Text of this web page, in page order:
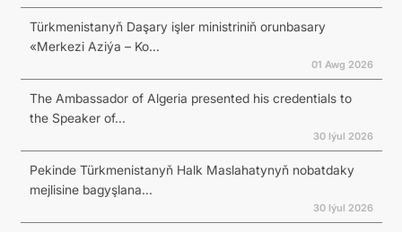
Türkmenistanyň Daşary işler ministriniň orunbasary
«Merkezi Aziýa – Ko...
01 Awg 2026
The Ambassador of Algeria presented his credentials to
the Speaker of...
30 Iýul 2026
Pekinde Türkmenistanyň Halk Maslahatynyň nobatdaky
mejlisine bagyşlana...
30 Iýul 2026